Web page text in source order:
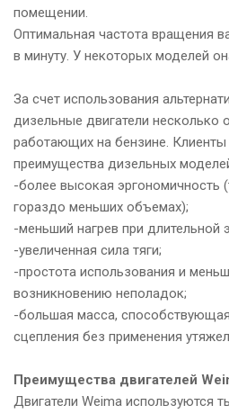
помещении.
Оптимальная частота вращения
в минуту. У некоторых моделей
За счет использования
дизельные двигатели несколько
работающих на бензине.
преимущества дизельных
-более высокая эргономичность
гораздо меньших объемах);
-меньший нагрев при длительной
-увеличенная сила тяги;
-простота использования и
возникновению неполадок;
-большая масса,
сцепления без применения
Преимущества двигателей
Двигатели Weima используются